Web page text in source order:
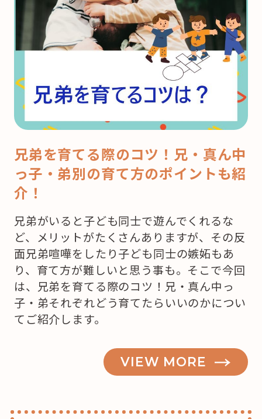
兄弟を育てる際のコツ！兄・真ん中
っ子・弟別の育て方のポイントも紹
介！
兄弟がいると子ども同士で遊んでくれるな
ど、メリットがたくさんありますが、その反
面兄弟喧嘩をしたり子ども同士の嫉妬もあ
り、育て方が難しいと思う事も。そこで今回
は、兄弟を育てる際のコツ！兄・真ん中っ
子・弟それぞれどう育てたらいいのかについ
てご紹介します。
VIEW MORE